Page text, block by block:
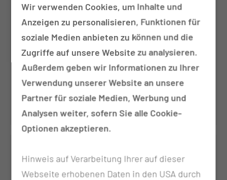
Luisa Röse
Funktionsoberärztin HNO-Krankheiten, Kopf-
& Halschirurgie
Wir verwenden Cookies, um Inhalte und
Anzeigen zu personalisieren, Funktionen für
soziale Medien anbieten zu können und die
Zugriffe auf unsere Website zu analysieren.
Außerdem geben wir Informationen zu Ihrer
Verwendung unserer Website an unsere
Partner für soziale Medien, Werbung und
Analysen weiter, sofern Sie alle Cookie-
Optionen akzeptieren.
Hinweis auf Verarbeitung Ihrer auf dieser
Webseite erhobenen Daten in den USA durch